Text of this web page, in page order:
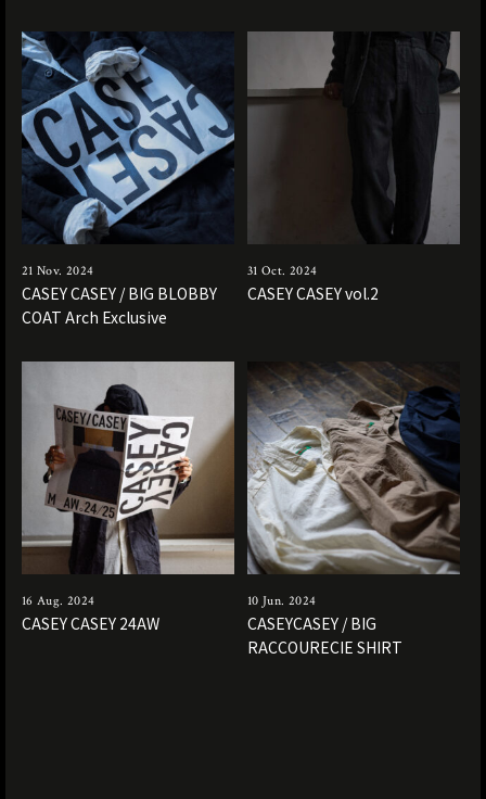
21 Nov. 2024
CASEY CASEY / BIG BLOBBY
COAT Arch Exclusive
31 Oct. 2024
CASEY CASEY vol.2
16 Aug. 2024
CASEY CASEY 24AW
10 Jun. 2024
CASEYCASEY / BIG
RACCOURECIE SHIRT